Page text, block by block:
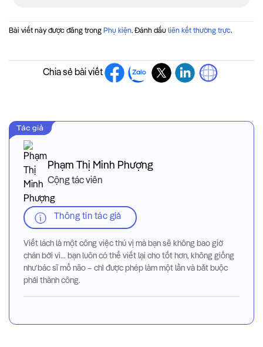
Bài viết này được đăng trong Phụ kiện. Đánh dấu liên kết thường trực.
Chia sẻ bài viết
Phạm Thị Minh Phượng
Cộng tác viên
Thông tin tác giả
Viết lách là một công việc thú vị mà bạn sẽ không bao giờ
chán bởi vì... bạn luôn có thể viết lại cho tốt hơn, không giống
như bác sĩ mổ não – chỉ được phép làm một lần và bắt buộc
phải thành công.